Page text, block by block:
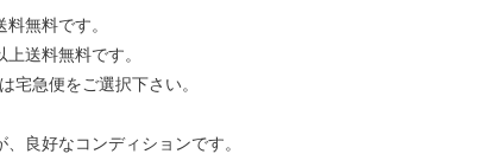
無料です。
送料無料です。
宅急便をご選択下さい。
良好なコンディションです。